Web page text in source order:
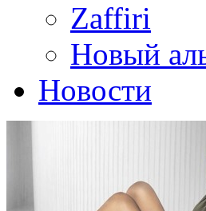
Zaffiri
Новый
Новости